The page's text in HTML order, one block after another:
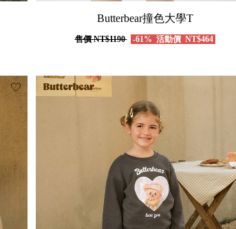
Butterbear撞色大學T
售價NT$1190 -61% 活動價NT$464